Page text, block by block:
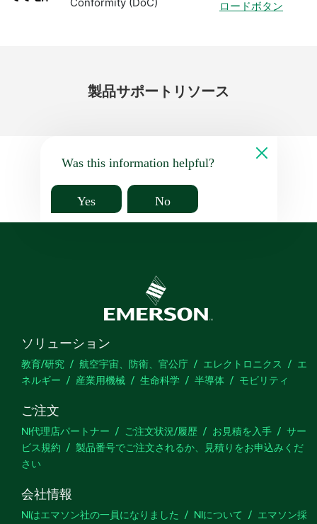
ロードボタン
製品サポート リソース
Was this information helpful?
Yes No
ソリューション
教育/研究 航空宇宙、防衛、官公庁 エレクトロニクス
エ
ネルギー
産業用機械 生命科学 半導体 モビリティ
ご注文
NI代理店パートナー ご注文状況/履歴 お見積を入手
サー
ビス規約
製品番号でご注文されるか、見積りをお申込みくだ
さい
会社情報
NIはエマソン社の一員になりました NIについて
エマソン採